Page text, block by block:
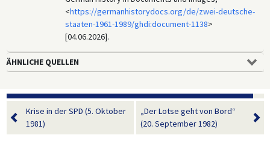
<https://germanhistorydocs.org/de/zwei-deutsche-
staaten-1961-1989/ghdi:document-1138>
[04.06.2026].
ÄHNLICHE QUELLEN
Krise in der SPD (5. Oktober
1981)
„Der Lotse geht von Bord“
(20. September 1982)